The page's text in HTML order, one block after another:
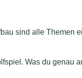
sind alle Themen
Was du genau